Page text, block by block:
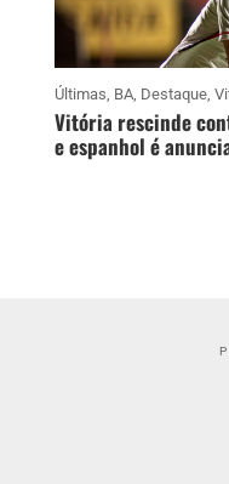
Últimas BA, Destaque,
Vitória rescinde
e espanhol é